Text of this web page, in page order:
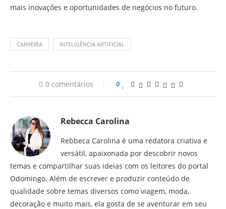
mais inovações e oportunidades de negócios no futuro.
CARREIRA INTELIGÊNCIA ARTIFICIAL
0 comentários 0
Rebecca Carolina
Rebbeca Carolina é uma redatora criativa e
versátil, apaixonada por descobrir novos
temas e compartilhar suas ideias com os leitores do portal
Odomingo. Além de escrever e produzir conteúdo de
qualidade sobre temas diversos como viagem, moda,
decoração e muito mais, ela gosta de se aventurar em seu